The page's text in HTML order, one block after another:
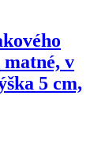
v
5 cm,